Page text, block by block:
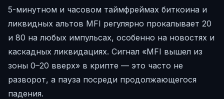
5-минутном и часовом таймфреймах биткоина и
ликвидных альтов MFI регулярно прокалывает 20
и 80 на любых импульсах, особенно на новостях и
каскадных ликвидациях. Сигнал «MFI вышел из
зоны 0–20 вверх» в крипте — это часто не
разворот, а пауза посреди продолжающегося
падения.